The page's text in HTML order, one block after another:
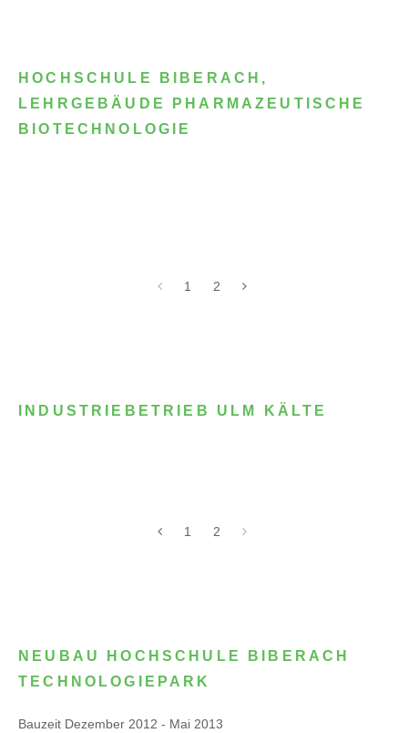
HOCHSCHULE BIBERACH,
LEHRGEBÄUDE PHARMAZEUTISCHE
BIOTECHNOLOGIE
1 2
INDUSTRIEBETRIEB ULM KÄLTE
1 2
NEUBAU HOCHSCHULE BIBERACH
TECHNOLOGIEPARK
Bauzeit Dezember 2012 - Mai 2013